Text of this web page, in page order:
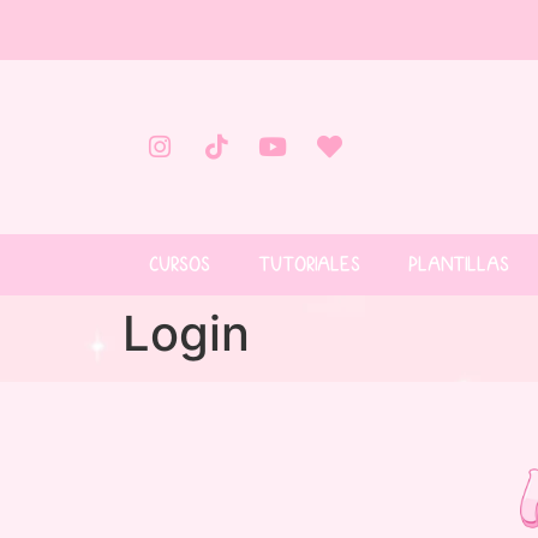
CURSOS TUTORIALES PLANTILLAS
Login